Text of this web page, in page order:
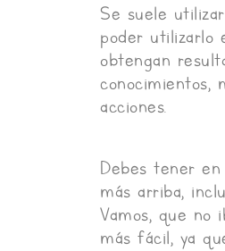
Se suele
poder utilizarlo
obtengan
conocimientos,
acciones.
Debes tener
más arriba,
Vamos, que no
más fácil, ya